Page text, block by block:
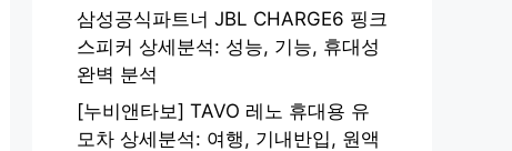
삼성공식파트너 JBL CHARGE6 핑크
스피커 상세분석: 성능, 기능, 휴대성
완벽 분석
[누비앤타보] TAVO 레노 휴대용 유
모차 상세분석: 여행, 기내반입, 원액